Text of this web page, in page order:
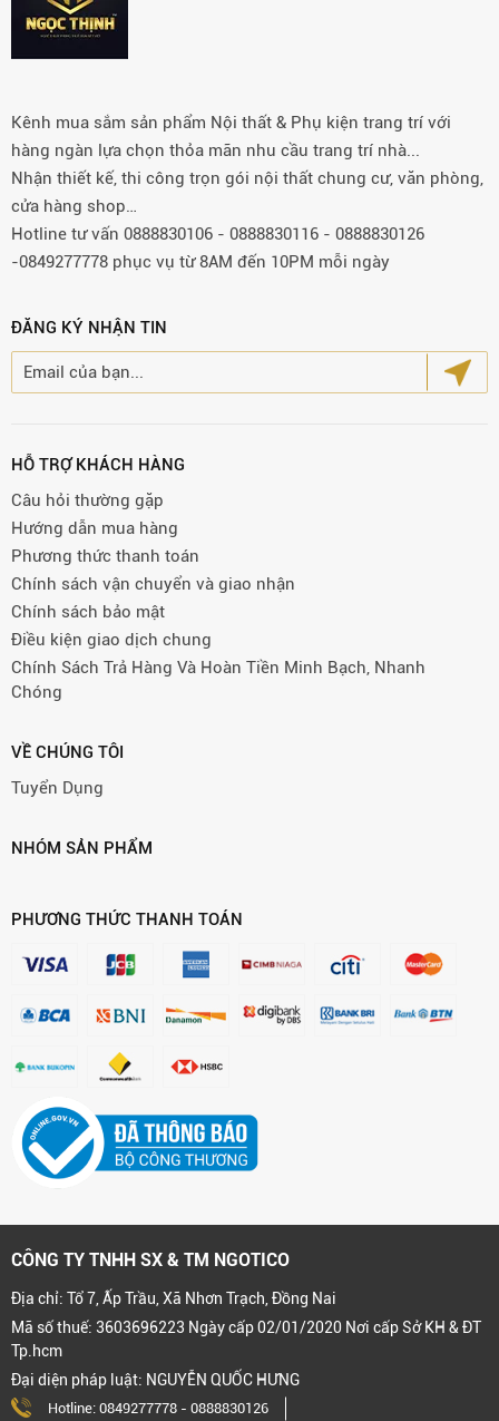
Kênh mua sắm sản phẩm Nội thất & Phụ kiện trang trí với
hàng ngàn lựa chọn thỏa mãn nhu cầu trang trí nhà...
Nhận thiết kế, thi công trọn gói nội thất chung cư, văn phòng,
cửa hàng shop…
Hotline tư vấn 0888830106 - 0888830116 - 0888830126
-0849277778 phục vụ từ 8AM đến 10PM mỗi ngày
ĐĂNG KÝ NHẬN TIN
HỖ TRỢ KHÁCH HÀNG
Câu hỏi thường gặp
Hướng dẫn mua hàng
Phương thức thanh toán
Chính sách vận chuyển và giao nhận
Chính sách bảo mật
Điều kiện giao dịch chung
Chính Sách Trả Hàng Và Hoàn Tiền Minh Bạch, Nhanh
Chóng
VỀ CHÚNG TÔI
Tuyển Dụng
NHÓM SẢN PHẨM
PHƯƠNG THỨC THANH TOÁN
CÔNG TY TNHH SX & TM NGOTICO
Địa chỉ: Tổ 7, Ấp Trầu, Xã Nhơn Trạch, Đồng Nai
Mã số thuế: 3603696223 Ngày cấp 02/01/2020 Nơi cấp Sở KH & ĐT
Tp.hcm
Đại diện pháp luật: NGUYỄN QUỐC HƯNG
Hotline: 0849277778 - 0888830126